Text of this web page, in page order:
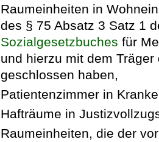
Raumeinheiten in
des § 75 Absatz 3 Satz 1
Sozialgesetzbuches für
und hierzu mit dem
geschlossen haben,
Patientenzimmer in
Hafträume in
Raumeinheiten, die der